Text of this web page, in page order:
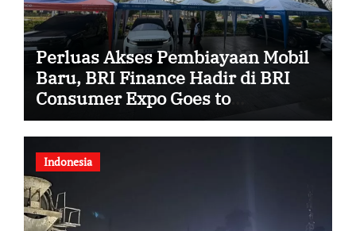
Perluas Akses Pembiayaan Mobil
Baru, BRI Finance Hadir di BRI
Consumer Expo Goes to
Summarecon Bekasi
Indonesia